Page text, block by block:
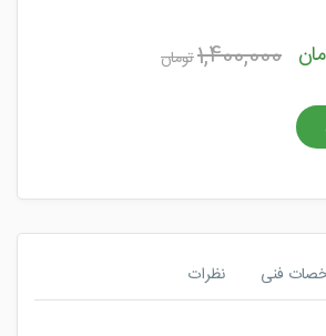
1,400,000
فنی نظرات